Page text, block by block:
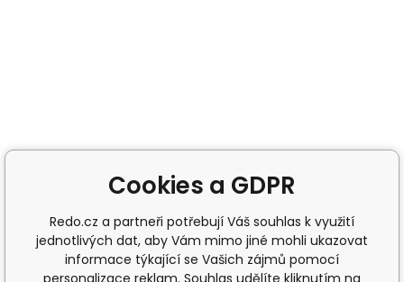
Cookies a GDPR
Redo.cz a partneři potřebují Váš souhlas k využití
jednotlivých dat, aby Vám mimo jiné mohli ukazovat
informace týkající se Vašich zájmů pomocí
personalizace reklam. Souhlas udělíte kliknutím na